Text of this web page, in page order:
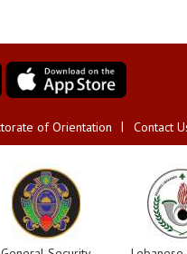
of Orientation Contact